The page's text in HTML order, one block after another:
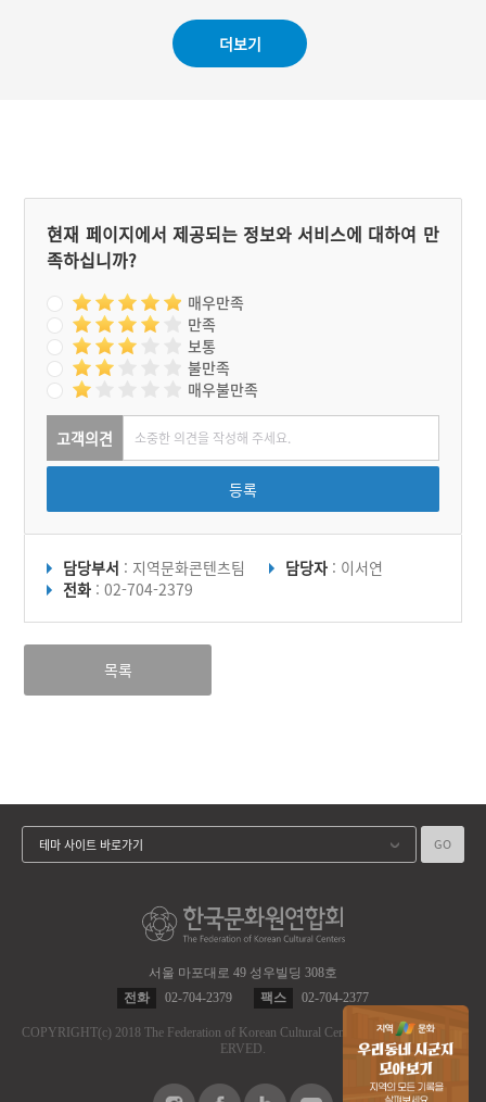
제로 대게의 어획량이 가장
많은 지역은 경상북도 울진
군이라고 한다. 울진군에서
#경상북도 누정
#울진 가볼만한곳
더보기
현재 페이지에서 제공되는 정보와 서비스에 대하여 만
족하십니까?
매우만족
만족
보통
불만족
매우불만족
고객의견
등록
담당부서 : 지역문화콘텐츠팀 담당자 : 이서연
전화 : 02-704-2379
목록
서울 마포대로 49 성우빌딩 308호
전화
02-704-2379 팩스 02-704-2377
COPYRIGHT(c) 2018 The Federation of Korean Cultural Centers.
ALL RIGHT RES
ERVED.
테마 사이트 바로가기 GO